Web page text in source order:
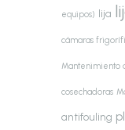
equipos) lija
cámaras
Mantenimiento
cosechadoras
antifouling